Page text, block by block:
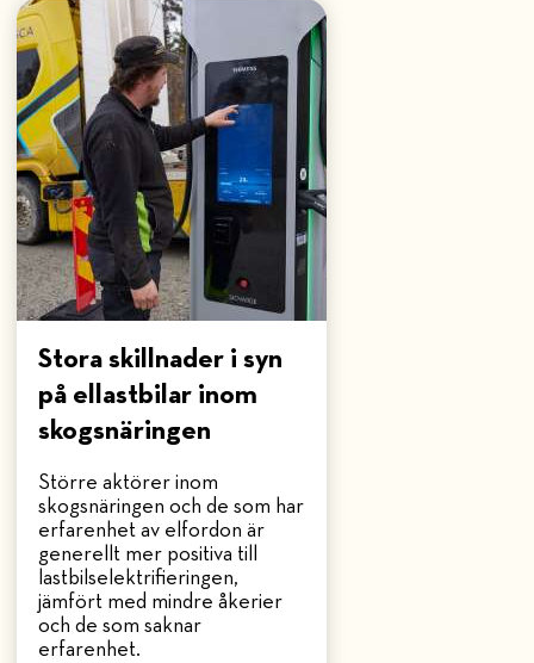
Stora skillnader i syn
på ellastbilar inom
skogsnäringen
Större aktörer inom
skogsnäringen och de som har
erfarenhet av elfordon är
generellt mer positiva till
lastbilselektrifieringen,
jämfört med mindre åkerier
och de som saknar
erfarenhet.